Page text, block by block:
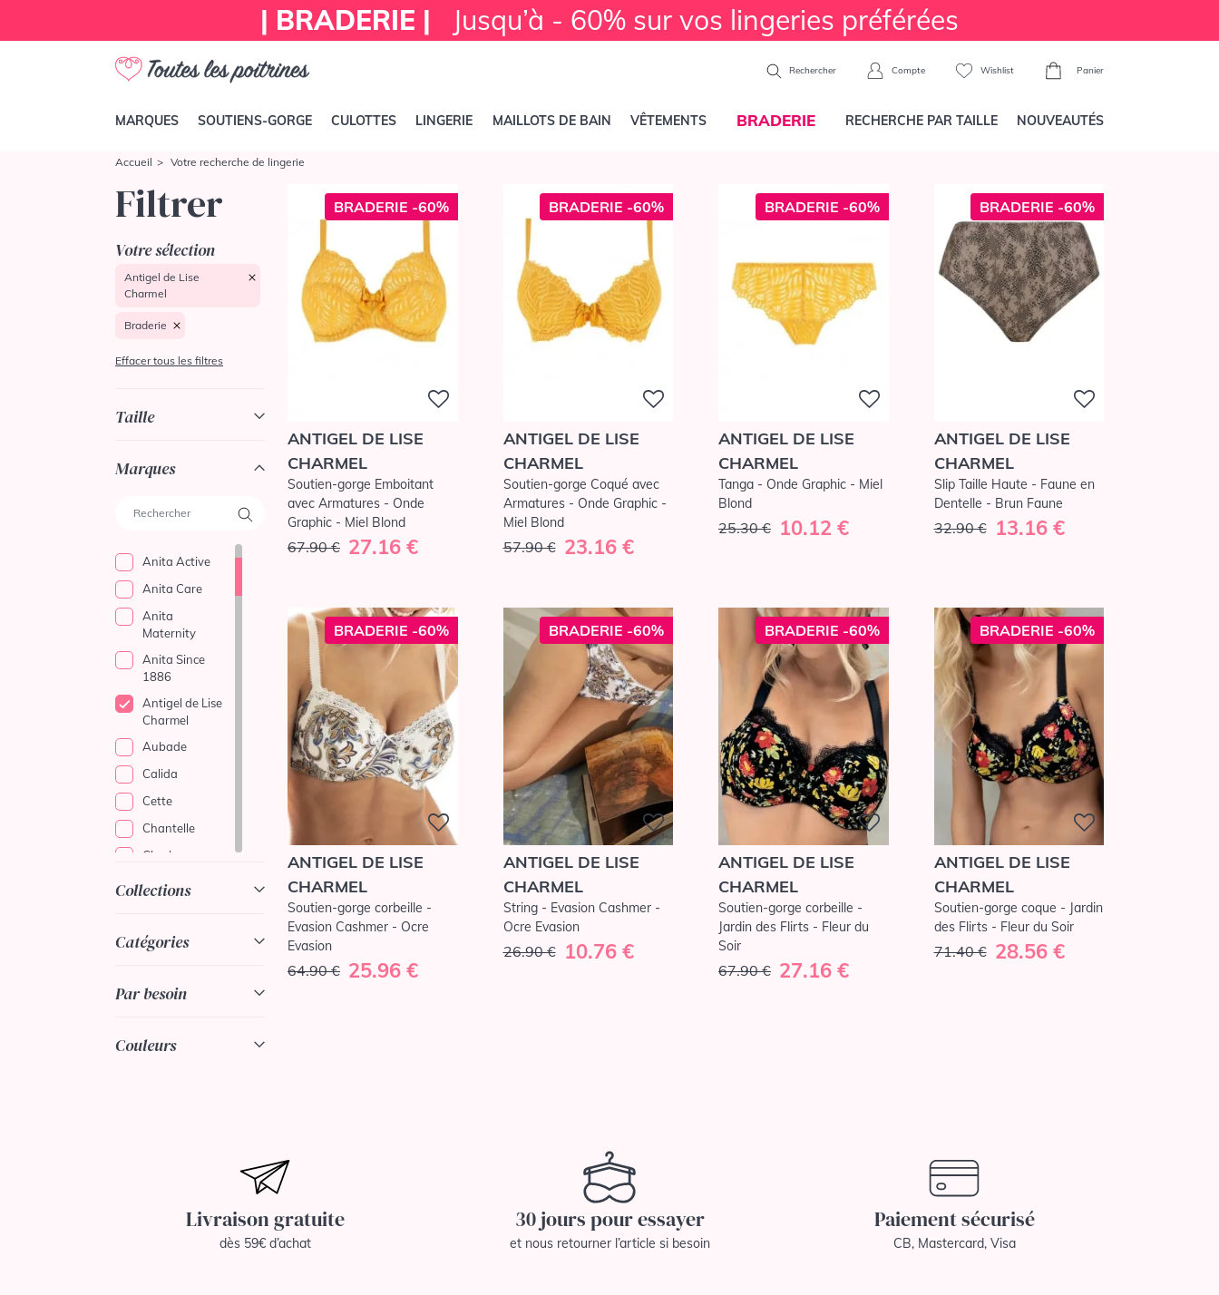
| BRADERIE | Jusqu’à - 60% sur vos lingeries préférées
Rechercher Compte Wishlist Panier
MARQUES SOUTIENS-GORGE CULOTTES LINGERIE MAILLOTS DE BAIN VÊTEMENTS BRADERIE RECHERCHE PAR TAILLE NOUVEAUTÉS
Accueil Votre recherche de lingerie
Filtrer
Votre sélection
Antigel de Lise
Charmel
Braderie
Effacer tous les filtres
Taille
Marques
Anita Active
Anita Care
Anita
Maternity
Anita Since
1886
Antigel de Lise
Charmel
Aubade
Calida
Cette
Chantelle
Cleo by
Conturelle
Elomi
Fantasie
Maternity
Collections
Catégories
Par besoin
Couleurs
BRADERIE -60%
ANTIGEL DE LISE
CHARMEL
Soutien-gorge Emboitant
avec Armatures - Onde
Graphic - Miel Blond
67.90 € 27.16 €
BRADERIE -60%
ANTIGEL DE LISE
CHARMEL
Soutien-gorge Coqué avec
Armatures - Onde Graphic -
Miel Blond
57.90 € 23.16 €
BRADERIE -60%
ANTIGEL DE LISE
CHARMEL
Tanga - Onde Graphic - Miel
Blond
25.30 € 10.12 €
BRADERIE -60%
ANTIGEL DE LISE
CHARMEL
Slip Taille Haute - Faune en
Dentelle - Brun Faune
32.90 € 13.16 €
BRADERIE -60%
ANTIGEL DE LISE
CHARMEL
Soutien-gorge corbeille -
Evasion Cashmer - Ocre
Evasion
64.90 € 25.96 €
BRADERIE -60%
ANTIGEL DE LISE
CHARMEL
String - Evasion Cashmer -
Ocre Evasion
26.90 € 10.76 €
BRADERIE -60%
ANTIGEL DE LISE
CHARMEL
Soutien-gorge corbeille -
Jardin des Flirts - Fleur du
Soir
67.90 € 27.16 €
BRADERIE -60%
ANTIGEL DE LISE
CHARMEL
Soutien-gorge coque - Jardin
des Flirts - Fleur du Soir
71.40 € 28.56 €
Livraison gratuite
dès 59€ d’achat
30 jours pour essayer
et nous retourner l’article si besoin
Paiement sécurisé
CB, Mastercard, Visa